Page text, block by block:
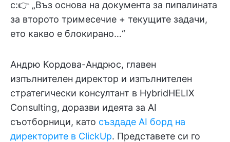
с:👉 „Въз основа на документа за пипалината
за второто тримесечие + текущите задачи,
ето какво е блокирано…“
Андрю Кордова-Андрюс, главен
изпълнителен директор и изпълнителен
стратегически консултант в HybridHELIX
Consulting, доразви идеята за AI
съотборници, като създаде AI борд на
директорите в ClickUp. Представете си го